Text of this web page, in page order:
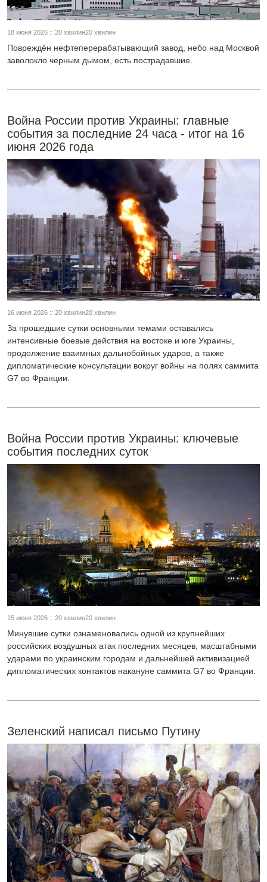
18 июня 2026 :: 20 хвилин20 хвилин
Повреждён нефтеперерабатывающий завод, небо над Москвой
заволокло черным дымом, есть пострадавшие.
Война России против Украины: главные
события за последние 24 часа - итог на 16
июня 2026 года
16 июня 2026 :: 20 хвилин20 хвилин
За прошедшие сутки основными темами оставались
интенсивные боевые действия на востоке и юге Украины,
продолжение взаимных дальнобойных ударов, а также
дипломатические консультации вокруг войны на полях саммита
G7 во Франции.
Война России против Украины: ключевые
события последних суток
15 июня 2026 :: 20 хвилин20 хвилин
Минувшие сутки ознаменовались одной из крупнейших
российских воздушных атак последних месяцев, масштабными
ударами по украинским городам и дальнейшей активизацией
дипломатических контактов накануне саммита G7 во Франции.
Зеленский написал письмо Путину